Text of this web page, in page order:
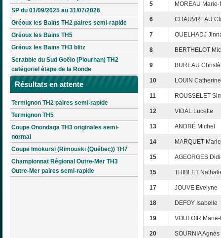
SP du 01/09/2025 au 31/07/2026
Gréoux les Bains TH2 paires semi-rapide
Gréoux les Bains TH5
Gréoux les Bains TH3 blitz
Scrabble du Sud Goëlo (Plourhan) TH2
catégoriel étape de la Ronde
Résultats en attente
Termignon TH2 paires semi-rapide
Termignon TH5
Coupe Onondaga TH3 originales semi-
normal
Coupe Imokursi (Rimouski (Québec)) TH7
Championnat Régional Outre-Mer TH3
Outre-Mer paires semi-rapide
5 MOREAU
6 CHAUVREAU
7 OUELHADJ
8 BERTHELOT
9 BUREAU
10 LOUIN Catherine
11 ROUSSELET
12 VIDAL Lucette
13 ANDRÉ Michel
14 MARQUET
15 AGEORGES
15 THIBLET
17 JOUVE Evelyne
18 DEFOY Isabelle
19 VOULOIR
20 SOURNIA Agnès